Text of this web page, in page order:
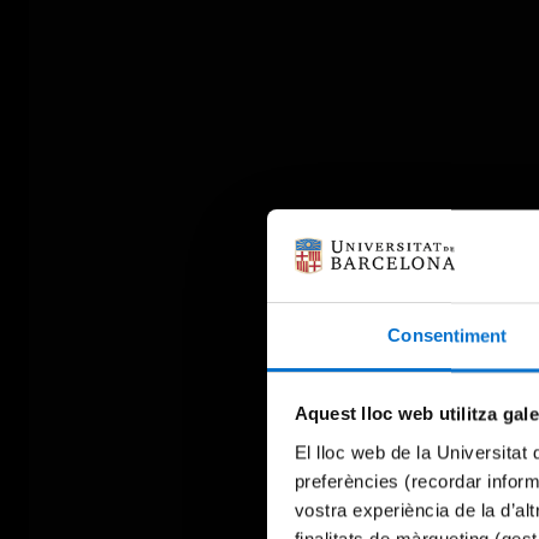
Consentiment
Aquest lloc web utilitza
El lloc web de la Universitat
preferències (recordar
vostra experiència de la